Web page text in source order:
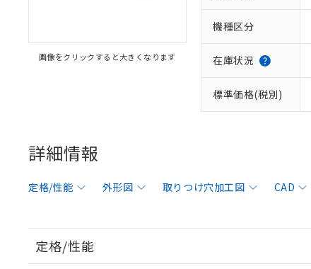
画像をクリックすると大きくなります
機種区分
在庫状況
標準価格(税別)
詳細情報
定格/性能 外形図 取りつけ穴加工図 CAD
定格/性能